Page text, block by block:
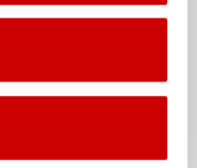
för limning av